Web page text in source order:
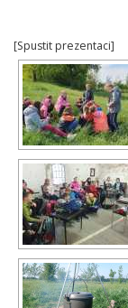
[Spustit prezentaci]